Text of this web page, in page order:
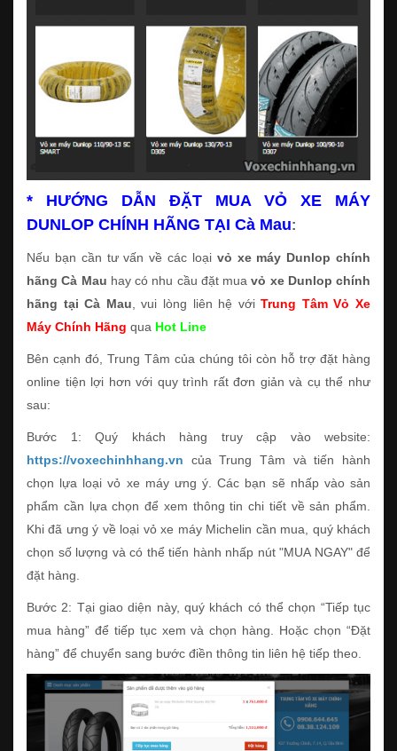
* HƯỚNG DẪN ĐẶT MUA VỎ XE MÁY
DUNLOP CHÍNH HÃNG TẠI Cà Mau:
Nếu bạn cần tư vấn về các loại vỏ xe máy Dunlop chính
hãng Cà Mau hay có nhu cầu đặt muavỏ xe Dunlop chính
hãng tại Cà Mau, vui lòng liên hệ vớiTrung Tâm Vỏ Xe
Máy Chính Hãng qua Hot Line
Bên cạnh đó, Trung Tâm của chúng tôi còn hỗ trợ đặt hàng
online tiện lợi hơn với quy trình rất đơn giản và cụ thể như
sau:
Bước 1: Quý khách hàng truy cập vào website:
https://voxechinhhang.vn của Trung Tâm và tiến hành
chọn lựa loại vỏ xe máy ưng ý. Các bạn sẽ nhấp vào sản
phẩm cần lựa chọn để xem thông tin chi tiết về sản phẩm.
Khi đã ưng ý về loại vỏ xe máy Michelin cần mua, quý khách
chọn số lượng và có thể tiến hành nhấp nút "MUA NGAY" để
đặt hàng.
Bước 2: Tại giao diện này, quý khách có thể chọn “Tiếp tục
mua hàng” để tiếp tục xem và chọn hàng. Hoặc chọn “Đặt
hàng” để chuyển sang bước điền thông tin liên hệ tiếp theo.